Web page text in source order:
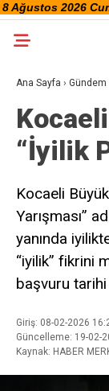
Ana Sayfa › Gündem
“İyilik
Kocaeli
Yarışması”
yanında
“iyilik” fikrini
başvuru
Giriş: 08-02-2026
Güncelleme: 19-02-
Kaynak: HABER